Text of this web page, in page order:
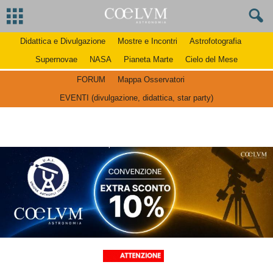
Didattica e Divulgazione Mostre e Incontri
Astrofotografia
Supernovae
NASA Pianeta Marte Cielo del Mese
FORUM
Mappa Osservatori
EVENTI (divulgazione, didattica, star party)